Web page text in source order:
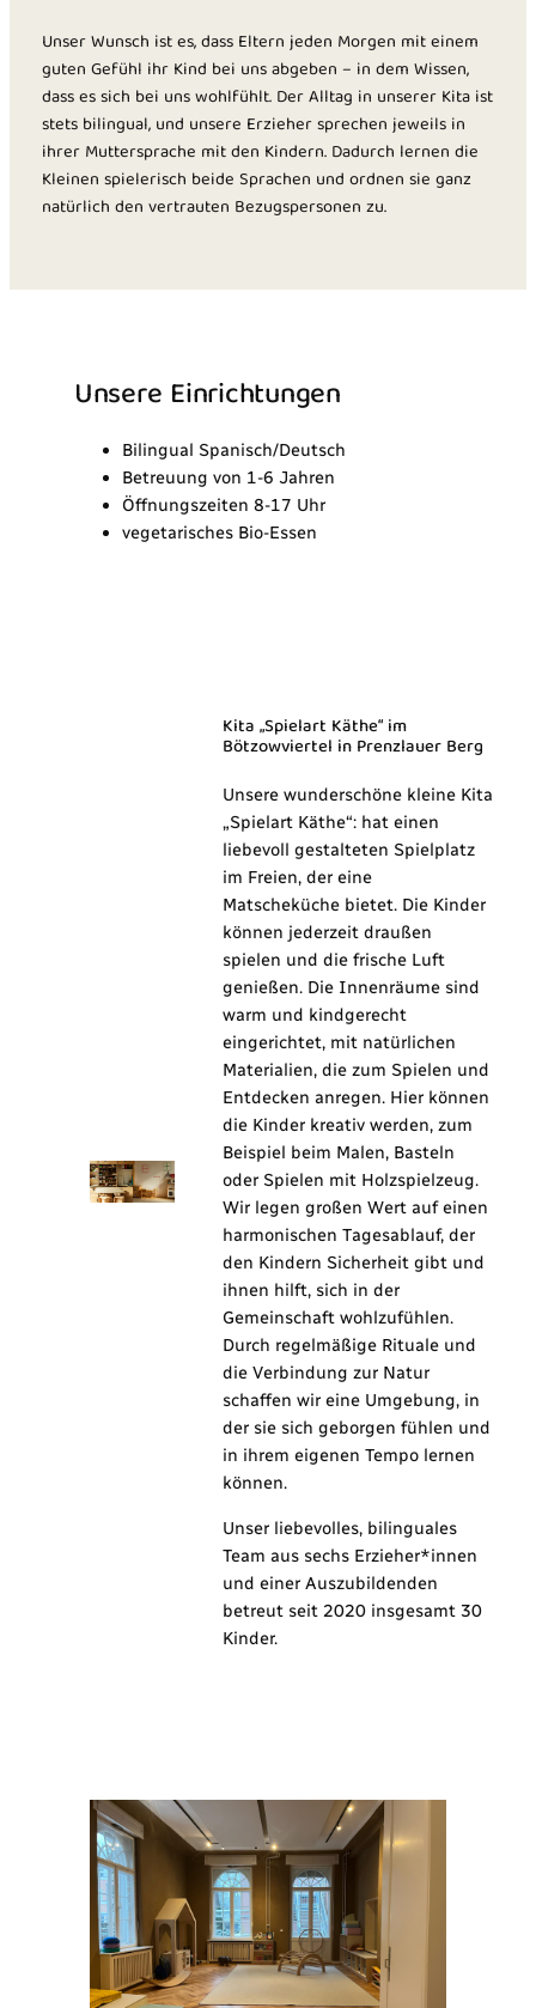
Unser Wunsch ist es, dass Eltern jeden Morgen mit einem
guten Gefühl ihr Kind bei uns abgeben – in dem Wissen,
dass es sich bei uns wohlfühlt. Der Alltag in unserer Kita ist
stets bilingual, und unsere Erzieher sprechen jeweils in
ihrer Muttersprache mit den Kindern. Dadurch lernen die
Kleinen spielerisch beide Sprachen und ordnen sie ganz
natürlich den vertrauten Bezugspersonen zu.
Unsere Einrichtungen
Bilingual Spanisch/Deutsch
Betreuung von 1-6 Jahren
Öffnungszeiten 8-17 Uhr
vegetarisches Bio-Essen
Kita „Spielart Käthe“ im
Bötzowviertel in Prenzlauer Berg
Unsere wunderschöne kleine Kita
„Spielart Käthe“: hat einen
liebevoll gestalteten Spielplatz
im Freien, der eine
Matscheküche bietet. Die Kinder
können jederzeit draußen
spielen und die frische Luft
genießen. Die Innenräume sind
warm und kindgerecht
eingerichtet, mit natürlichen
Materialien, die zum Spielen und
Entdecken anregen. Hier können
die Kinder kreativ werden, zum
Beispiel beim Malen, Basteln
oder Spielen mit Holzspielzeug.
Wir legen großen Wert auf einen
harmonischen Tagesablauf, der
den Kindern Sicherheit gibt und
ihnen hilft, sich in der
Gemeinschaft wohlzufühlen.
Durch regelmäßige Rituale und
die Verbindung zur Natur
schaffen wir eine Umgebung, in
der sie sich geborgen fühlen und
in ihrem eigenen Tempo lernen
können.
Unser liebevolles, bilinguales
Team aus sechs Erzieher*innen
und einer Auszubildenden
betreut seit 2020 insgesamt 30
Kinder.